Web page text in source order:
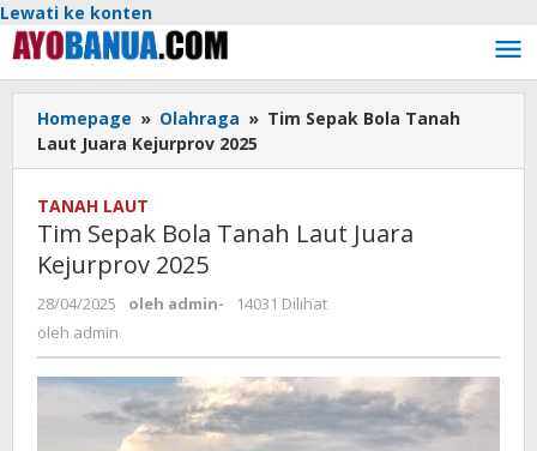
Lewati ke konten
Homepage » Olahraga » Tim Sepak Bola Tanah
Laut Juara Kejurprov 2025
TANAH LAUT
Tim Sepak Bola Tanah Laut Juara
Kejurprov 2025
28/04/2025 oleh admin-
14031 Dilihat
oleh admin